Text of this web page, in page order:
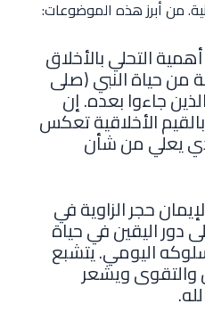
من أبرز هذه الموضوعات:
التحلي بالأخلاق
من حياة النبي (صلى
جاءوا بعده. إن
الأخلاقية تعكس
يعلي من شأن
حجر الزاوية في
دور اليقين في حياة
اليومي. يتشبع
والتقوى ويشعر